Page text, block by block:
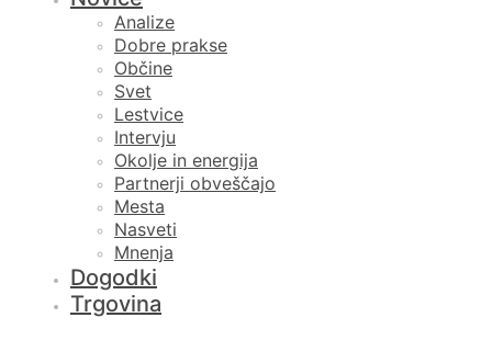
Analize
Dobre prakse
Občine
Svet
Lestvice
Intervju
Okolje in energija
Partnerji obveščajo
Mesta
Nasveti
Mnenja
Dogodki
Trgovina